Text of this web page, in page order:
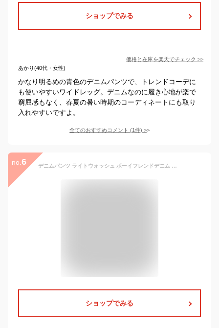
ショップでみる
価格と在庫を楽天でチェック >>
あかり(40代・女性)
かなり明るめの青色のデニムパンツで、トレンドコーデに
も使いやすいワイドレッグ。デニムなのに履き心地が楽で
窮屈感もなく、春夏の暑い時期のコーディネートにも取り
入れやすいですよ。
全てのおすすめコメント (1件) >
no. 6 デニムパンツ ライトウォッシュ ボーイフレンドデニム ジーンズ ジーパン クラッシュ ロールアップ レディース ボトムス
ショップでみる